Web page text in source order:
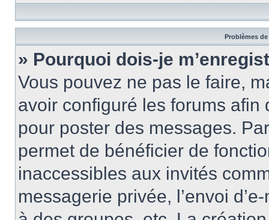
Problèmes
» Pourquoi dois-je
Vous pouvez ne pas le faire,
avoir configuré les forums afin
pour poster des messages.
permet de bénéficier de
inaccessibles aux invités
messagerie privée, l’envoi